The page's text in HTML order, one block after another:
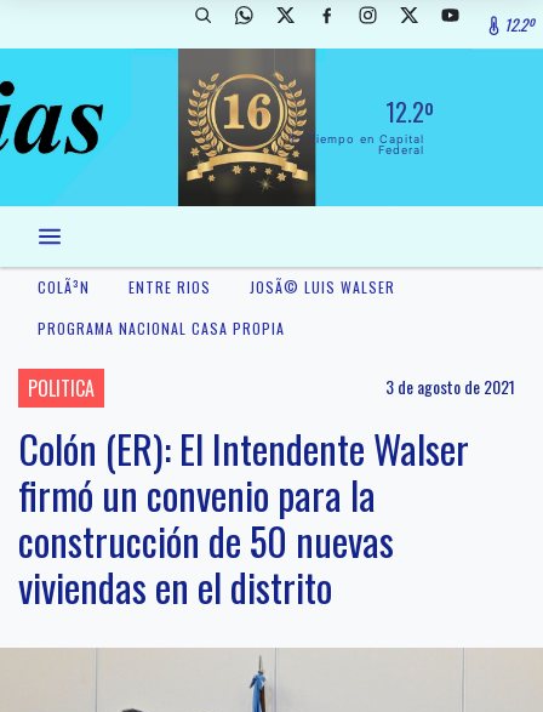
12.2º
12.2º
El Tiempo en Capital
Federal
COLÃ³N ENTRE RIOS
JOSÃ© LUIS WALSER
PROGRAMA NACIONAL CASA PROPIA
POLITICA 3 de agosto de 2021
Colón (ER): El Intendente Walser
firmó un convenio para la
construcción de 50 nuevas
viviendas en el distrito